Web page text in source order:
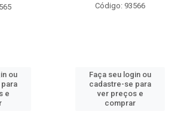
ou
e
Código: 93566
Faça seu login ou
cadastre-se para
ver preços e
comprar